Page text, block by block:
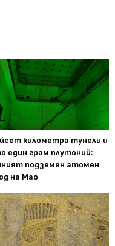
километра тунели и
един грам плутоний:
подземен атомен
на Мао